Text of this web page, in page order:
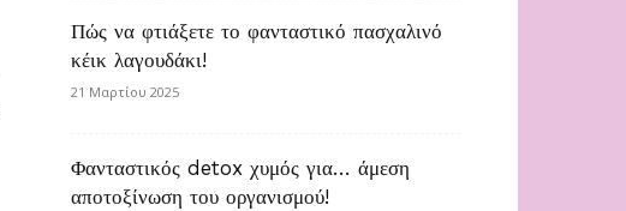
Πώς να φτιάξετε το φανταστικό πασχαλινό
κέικ λαγουδάκι!
21 Μαρτίου 2025
Φανταστικός detox χυμός για… άμεση
αποτοξίνωση του οργανισμού!